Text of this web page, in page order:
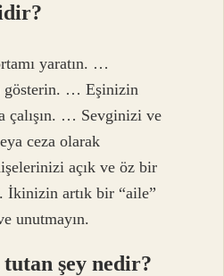
yaratın. …
gösterin. … Eşinizin
çalışın. … Sevginizi ve
ceza olarak
açık ve öz bir
artık bir “aile”
unutmayın.
şey nedir?